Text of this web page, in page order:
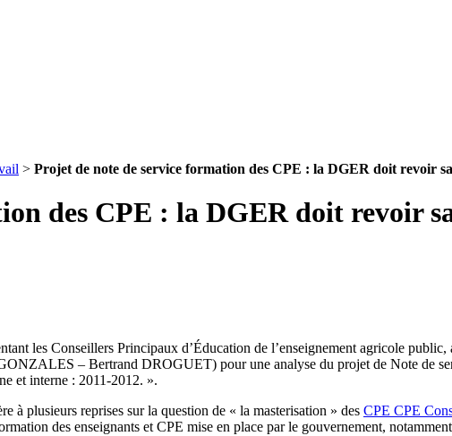
> Projet de note de service formation des CPE : la DGER doit revoir
des CPE : la DGER doit revoir
les Conseillers Principaux d’Éducation de l’enseignement agricole public,
– Bertrand DROGUET) pour une analyse du projet de Note de
et interne : 2011-2012. ».
à plusieurs reprises sur la question de « la masterisation » des CPE CPE
des enseignants et CPE mise en place par le gouvernement,